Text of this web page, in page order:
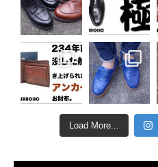
Load More...